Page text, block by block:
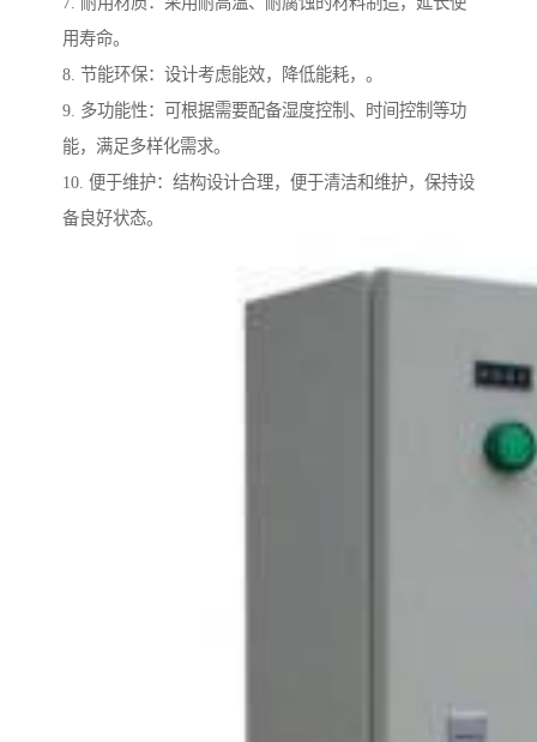
用寿命。
8. 节能环保：设计考虑能效，降低能耗，。
9. 多功能性：可根据需要配备湿度控制、时间控制等功
能，满足多样化需求。
10. 便于维护：结构设计合理，便于清洁和维护，保持设
备良好状态。